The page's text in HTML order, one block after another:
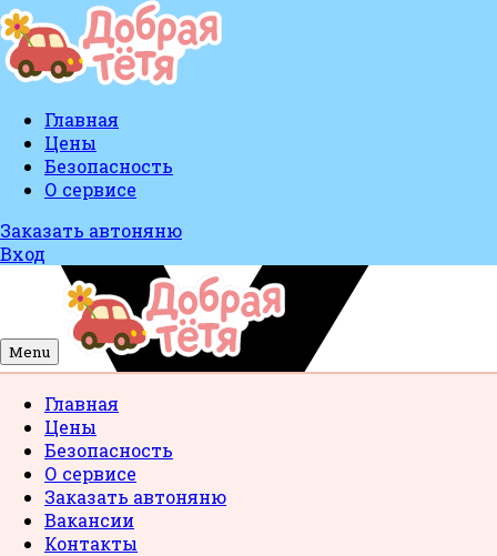
Главная
Цены
Безопасность
О сервисе
Заказать автоняню
Вход
Menu
Главная
Цены
Безопасность
О сервисе
Заказать автоняню
Вакансии
Контакты